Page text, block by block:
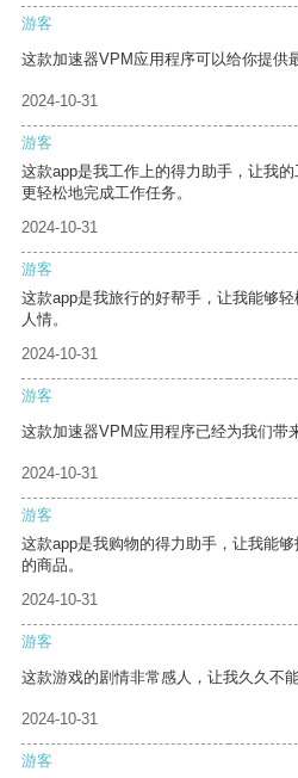
游客
这款加速器VPM应用程序可以给你提供
2024-10-31
游客
这款app是我工作上的得力助手，让我
更轻松地完成工作任务。
2024-10-31
游客
这款app是我旅行的好帮手，让我能够
人情。
2024-10-31
游客
这款加速器VPM应用程序已经为我们带
2024-10-31
游客
这款app是我购物的得力助手，让我能
的商品。
2024-10-31
游客
这款游戏的剧情非常感人，让我久久不能
2024-10-31
游客